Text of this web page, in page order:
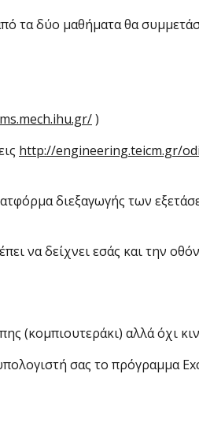
τα δύο μαθήματα θα
)
http://engineering.teicm.gr/
διεξαγωγής των
να δείχνει εσάς και την
(κομπιουτεράκι) αλλά όχι
σας το πρόγραμμα